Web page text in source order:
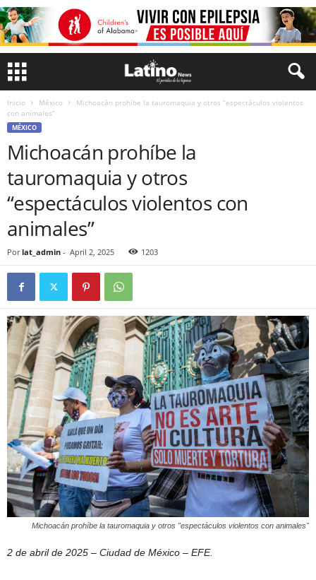
Inicio México
Michoacán prohíbe la tauromaquia y otros “espectáculos violentos
con animales”
MÉXICO
Michoacán prohíbe la
tauromaquia y otros
“espectáculos violentos con
animales”
Por lat_admin - April 2, 2025 1203
Michoacán prohíbe la tauromaquia y otros "espectáculos violentos con animales"
2 de abril de 2025 – Ciudad de México – EFE.